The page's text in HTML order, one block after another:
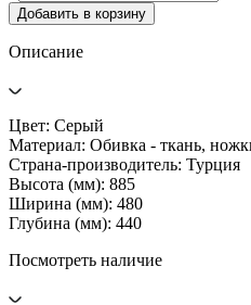
Добавить в корзину
Описание
Цвет: Серый
Материал: Обивка - ткань,
Страна-производитель: Турция
Высота (мм): 885
Ширина (мм): 480
Глубина (мм): 440
Посмотреть наличие